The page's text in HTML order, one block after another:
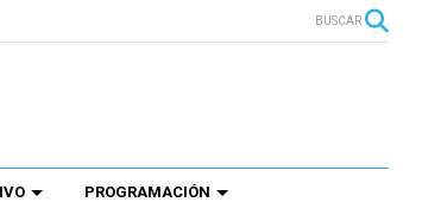
BUSCAR
PROGRAMACIÓN